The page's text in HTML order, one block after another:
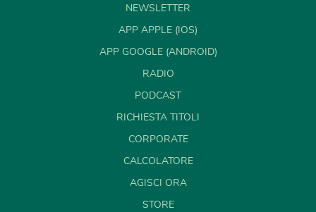
NEWSLETTER
APP APPLE (IOS)
APP GOOGLE (ANDROID)
RADIO
PODCAST
RICHIESTA TITOLI
CORPORATE
CALCOLATORE
AGISCI ORA
STORE